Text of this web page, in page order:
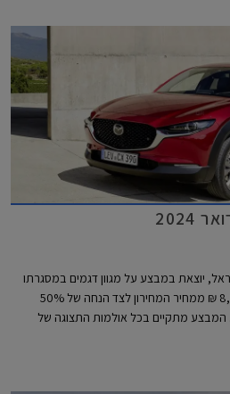
יוצאת במבצע על מגוון דגמים במסגרתו
מציעה הנחה של 3,000 עד 8,000 ₪ ממחיר המחירון לצד הנחה של 50%
מתקיים בכל אולמות התצוגה של